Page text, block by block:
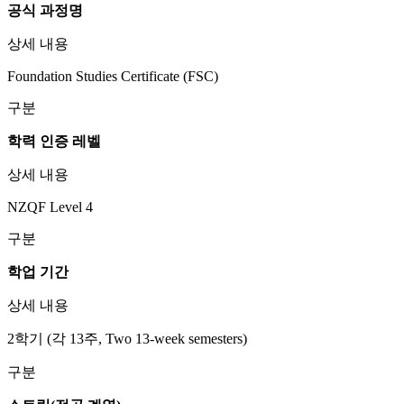
공식 과정명
상세 내용
Foundation Studies Certificate (FSC)
구분
학력 인증 레벨
상세 내용
NZQF Level 4
구분
학업 기간
상세 내용
2학기 (각 13주, Two 13-week semesters)
구분